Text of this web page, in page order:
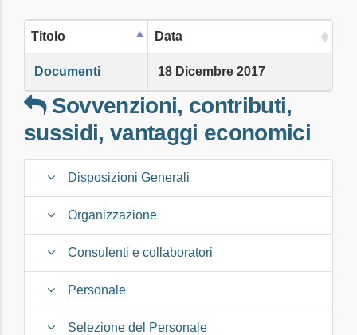
Titolo Data
Documenti 18 Dicembre 2017
Sovvenzioni, contributi,
sussidi, vantaggi economici
Disposizioni Generali
Organizzazione
Consulenti e collaboratori
Personale
Selezione del Personale